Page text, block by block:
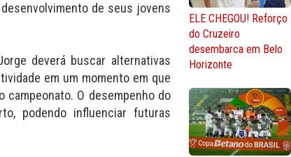
de seus jovens
deverá buscar alternativas
em um momento em que
campeonato. O desempenho do
podendo influenciar futuras
ELE CHEGOU! Reforço
do Cruzeiro
desembarca em Belo
Horizonte